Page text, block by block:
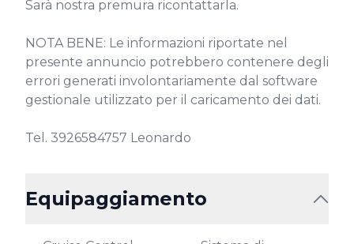
Sarà nostra premura ricontattarla.
NOTA BENE: Le informazioni riportate nel
presente annuncio potrebbero contenere degli
errori generati involontariamente dal software
gestionale utilizzato per il caricamento dei dati.
Tel. 3926584757 Leonardo
Equipaggiamento